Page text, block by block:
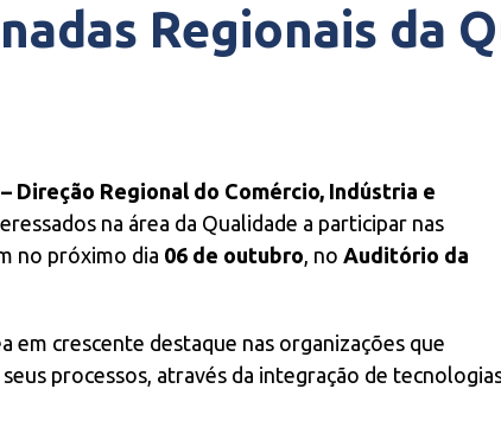
Regionais da
Direção Regional do Comércio, Indústria e
na área da Qualidade a participar nas
no próximo dia 06 de outubro, no Auditório da
em crescente destaque nas organizações que
processos, através da integração de